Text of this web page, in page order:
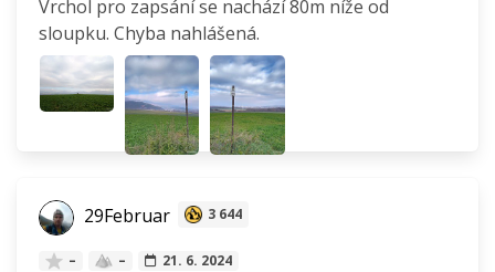
Vrchol pro zapsání se nachází 80m níže od
sloupku. Chyba nahlášená.
29Februar 3 644
– – 21. 6. 2024